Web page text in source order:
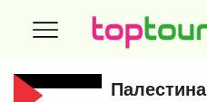
Палестина